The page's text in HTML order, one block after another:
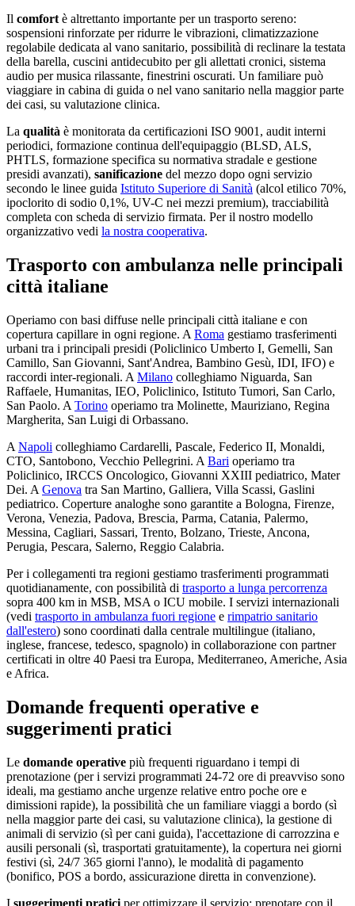
Il comfort è altrettanto importante per un trasporto sereno:
sospensioni rinforzate per ridurre le vibrazioni, climatizzazione
regolabile dedicata al vano sanitario, possibilità di reclinare la testata
della barella, cuscini antidecubito per gli allettati cronici, sistema
audio per musica rilassante, finestrini oscurati. Un familiare può
viaggiare in cabina di guida o nel vano sanitario nella maggior parte
dei casi, su valutazione clinica.
La qualità è monitorata da certificazioni ISO 9001, audit interni
periodici, formazione continua dell'equipaggio (BLSD, ALS,
PHTLS, formazione specifica su normativa stradale e gestione
presidi avanzati), sanificazione del mezzo dopo ogni servizio
secondo le linee guida Istituto Superiore di Sanità (alcol etilico 70%,
ipoclorito di sodio 0,1%, UV-C nei mezzi premium), tracciabilità
completa con scheda di servizio firmata. Per il nostro modello
organizzativo vedi la nostra cooperativa.
Trasporto con ambulanza nelle principali
città italiane
Operiamo con basi diffuse nelle principali città italiane e con
copertura capillare in ogni regione. A Roma gestiamo trasferimenti
urbani tra i principali presidi (Policlinico Umberto I, Gemelli, San
Camillo, San Giovanni, Sant'Andrea, Bambino Gesù, IDI, IFO) e
raccordi inter-regionali. A Milano colleghiamo Niguarda, San
Raffaele, Humanitas, IEO, Policlinico, Istituto Tumori, San Carlo,
San Paolo. A Torino operiamo tra Molinette, Mauriziano, Regina
Margherita, San Luigi di Orbassano.
A Napoli colleghiamo Cardarelli, Pascale, Federico II, Monaldi,
CTO, Santobono, Vecchio Pellegrini. A Bari operiamo tra
Policlinico, IRCCS Oncologico, Giovanni XXIII pediatrico, Mater
Dei. A Genova tra San Martino, Galliera, Villa Scassi, Gaslini
pediatrico. Coperture analoghe sono garantite a Bologna, Firenze,
Verona, Venezia, Padova, Brescia, Parma, Catania, Palermo,
Messina, Cagliari, Sassari, Trento, Bolzano, Trieste, Ancona,
Perugia, Pescara, Salerno, Reggio Calabria.
Per i collegamenti tra regioni gestiamo trasferimenti programmati
quotidianamente, con possibilità di trasporto a lunga percorrenza
sopra 400 km in MSB, MSA o ICU mobile. I servizi internazionali
(vedi trasporto in ambulanza fuori regione e rimpatrio sanitario
dall'estero) sono coordinati dalla centrale multilingue (italiano,
inglese, francese, tedesco, spagnolo) in collaborazione con partner
certificati in oltre 40 Paesi tra Europa, Mediterraneo, Americhe, Asia
e Africa.
Domande frequenti operative e
suggerimenti pratici
Le domande operative più frequenti riguardano i tempi di
prenotazione (per i servizi programmati 24-72 ore di preavviso sono
ideali, ma gestiamo anche urgenze relative entro poche ore e
dimissioni rapide), la possibilità che un familiare viaggi a bordo (sì
nella maggior parte dei casi, su valutazione clinica), la gestione di
animali di servizio (sì per cani guida), l'accettazione di carrozzina e
ausili personali (sì, trasportati gratuitamente), la copertura nei giorni
festivi (sì, 24/7 365 giorni l'anno), le modalità di pagamento
(bonifico, POS a bordo, assicurazione diretta in convenzione).
I suggerimenti pratici per ottimizzare il servizio: prenotare con il